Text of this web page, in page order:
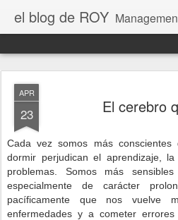
el blog de ROY
APR
23 El cerebro
Cada vez somos más
dormir perjudican el aprendizaje,
problemas. Somos más
especialmente de carácter
pacíficamente que nos vuelve
enfermedades y a cometer